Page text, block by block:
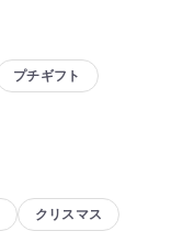
プチギフト
クリスマス